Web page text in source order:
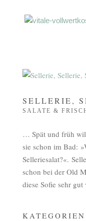
SELLERIE,
SALATE &
… Spät und früh
sie schon im Bad:
Selleriesalat?«.
schon bei der Old
diese Sofie sehr
KATEGORIEN